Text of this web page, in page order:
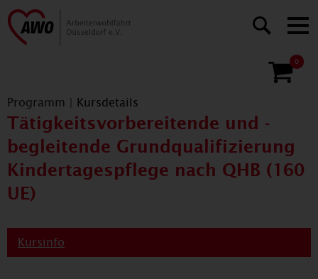
0
Programm Kursdetails
Tätigkeitsvorbereitende und -
begleitende Grundqualifizierung
Kindertagespflege nach QHB (160
UE)
Kursinfo